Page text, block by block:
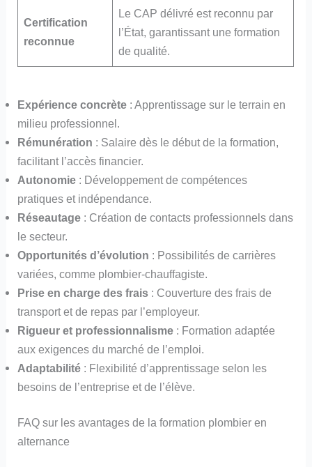
Certification
reconnue
Le CAP délivré est reconnu par
l’État, garantissant une formation
de qualité.
Expérience concrète : Apprentissage sur le terrain en
milieu professionnel.
Rémunération : Salaire dès le début de la formation,
facilitant l’accès financier.
Autonomie : Développement de compétences
pratiques et indépendance.
Réseautage : Création de contacts professionnels dans
le secteur.
Opportunités d’évolution : Possibilités de carrières
variées, comme plombier-chauffagiste.
Prise en charge des frais : Couverture des frais de
transport et de repas par l’employeur.
Rigueur et professionnalisme : Formation adaptée
aux exigences du marché de l’emploi.
Adaptabilité : Flexibilité d’apprentissage selon les
besoins de l’entreprise et de l’élève.
FAQ sur les avantages de la formation plombier en
alternance